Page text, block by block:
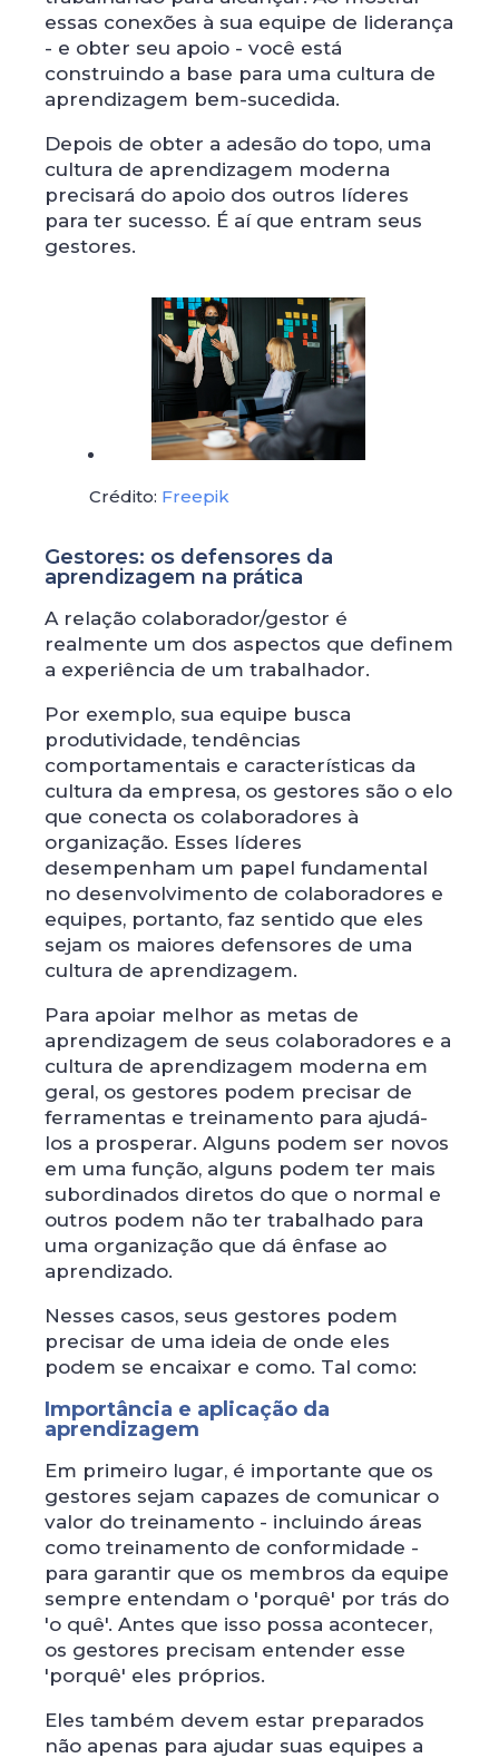
essas conexões à sua equipe de liderança
- e obter seu apoio - você está
construindo a base para uma cultura de
aprendizagem bem-sucedida.
Depois de obter a adesão do topo, uma
cultura de aprendizagem moderna
precisará do apoio dos outros líderes
para ter sucesso. É aí que entram seus
gestores.
Crédito: Freepik
Gestores: os defensores da
aprendizagem na prática
A relação colaborador/gestor é
realmente um dos aspectos que definem
a experiência de um trabalhador.
Por exemplo, sua equipe busca
produtividade, tendências
comportamentais e características da
cultura da empresa, os gestores são o elo
que conecta os colaboradores à
organização. Esses líderes
desempenham um papel fundamental
no desenvolvimento de colaboradores e
equipes, portanto, faz sentido que eles
sejam os maiores defensores de uma
cultura de aprendizagem.
Para apoiar melhor as metas de
aprendizagem de seus colaboradores e a
cultura de aprendizagem moderna em
geral, os gestores podem precisar de
ferramentas e treinamento para ajudá-
los a prosperar. Alguns podem ser novos
em uma função, alguns podem ter mais
subordinados diretos do que o normal e
outros podem não ter trabalhado para
uma organização que dá ênfase ao
aprendizado.
Nesses casos, seus gestores podem
precisar de uma ideia de onde eles
podem se encaixar e como. Tal como:
Importância e aplicação da
aprendizagem
Em primeiro lugar, é importante que os
gestores sejam capazes de comunicar o
valor do treinamento - incluindo áreas
como treinamento de conformidade -
para garantir que os membros da equipe
sempre entendam o 'porquê' por trás do
'o quê'. Antes que isso possa acontecer,
os gestores precisam entender esse
'porquê' eles próprios.
Eles também devem estar preparados
não apenas para ajudar suas equipes a